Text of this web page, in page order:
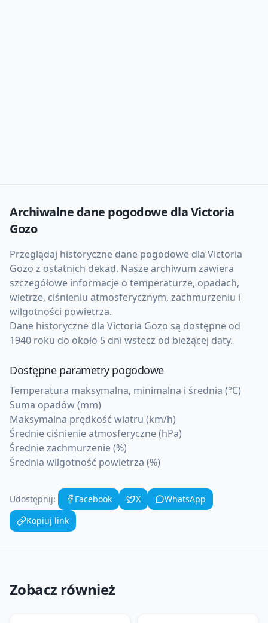
Archiwalne dane pogodowe dlaVictoria
Gozo
Przeglądaj historyczne dane pogodowe dla Victoria
Gozo z ostatnich dekad. Nasze archiwum zawiera
szczegółowe informacje o temperaturze, opadach,
wietrze, ciśnieniu atmosferycznym, zachmurzeniu i
wilgotności powietrza.
Dane historyczne dla Victoria Gozo są dostępne od
1940 roku do około 5 dni wstecz od bieżącej daty.
Dostępne parametry pogodowe
Temperatura maksymalna, minimalna i średnia (°C)
Suma opadów (mm)
Maksymalna prędkość wiatru (km/h)
Średnie ciśnienie atmosferyczne (hPa)
Średnie zachmurzenie (%)
Średnia wilgotność powietrza (%)
Udostępnij: Facebook X
WhatsApp
Kopiuj link
Zobacz również